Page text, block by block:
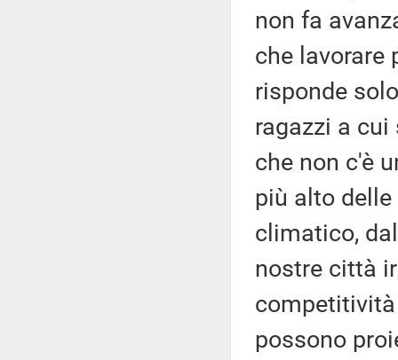
non fa
che lavorare
risponde
ragazzi a
che non c'è
più alto
climatico,
nostre città
possono